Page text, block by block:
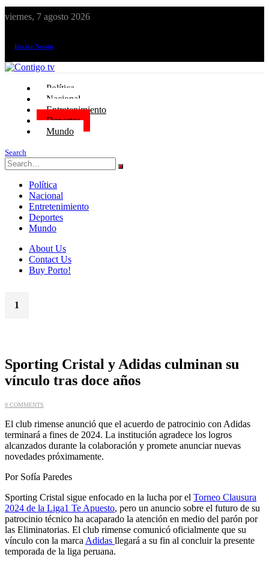
viernes, 7 agosto 2026
Iniciar Sesión
Política
Nacional
Entretenimiento
Deportes
Mundo
Search
Política
Nacional
Entretenimiento
Deportes
Mundo
About Us
Contact Us
Buy Porto!
1
Sporting Cristal y Adidas culminan su
vínculo tras doce años
0 COMMENTS
El club rimense anunció que el acuerdo de patrocinio con Adidas
terminará a fines de 2024. La institución agradece los logros
alcanzados durante la colaboración y promete anunciar nuevas
novedades próximamente.
Por Sofía Paredes
Sporting Cristal sigue enfocado en la lucha por el Torneo Clausura
2024 de la Liga1 Te Apuesto, pero un anuncio sobre el futuro de su
patrocinio técnico ha acaparado la atención en medio del parón por
las Eliminatorias. El club rimense comunicó oficialmente que su
vínculo con la marca Adidas llegará a su fin al concluir la presente
temporada de la liga peruana.